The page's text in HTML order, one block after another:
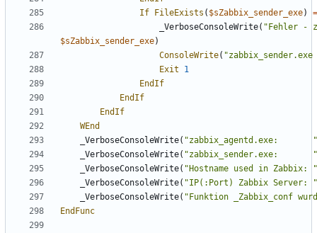
If FileExists ( $sZabbix_sender_exe)
=
_VerboseConsoleWrite( "Fehler -
$sZabbix_sender_exe)
ConsoleWrite(
Exit
1
EndIf
EndIf
EndIf
WEnd
_VerboseConsoleWrite( "zabbix_agentd.exe:       "
_VerboseConsoleWrite( "zabbix_sender.exe:       "
_VerboseConsoleWrite( "Hostname used in Zabbix: "
_VerboseConsoleWrite( "IP(:Port) Zabbix Server: "
_VerboseConsoleWrite( "Funktion _Zabbix_conf
EndFunc